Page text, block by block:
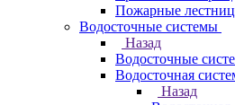
Пожарные
Водосточные системы
Назад
Водосточные
Водосточная
Назад